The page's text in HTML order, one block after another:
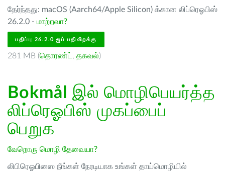
தேர்ந்தது: macOS (Aarch64/Apple Silicon) க்கான லிப்ரெஓபிஸ்
26.2.0 - மாற்றவா?
பதிப்பு 26.2.0 ஐப் பதிவிறக்கு
281 MB (தொரண்ட் , தகவல்)
Bokmål
இல் மொழிபெயர்த்த
லிப்ரெஓபிஸ் முகப்பைப்
பெறுக
வேறொரு மொழி தேவையா?
லிபிரெஓபிஸை நீங்கள் நேரடியாக உங்கள் தாய்மொழியில்